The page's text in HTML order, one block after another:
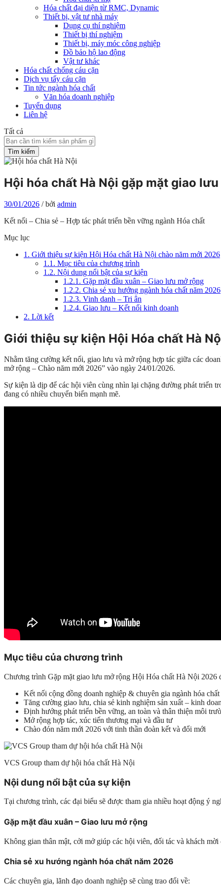
Hóa chất đại diện từ RMC, Dynamic
Thiết bị, vật tư nhà máy
Dụng cụ thí nghiệm
Thiết bị thí nghiệm
Thiết bị, máy móc công nghiệp
Đồ bảo hộ lao động
Vật tư khác
Hóa chất chống cáu cặn
Dịch vụ tẩy cáu cặn
Tin tức ngành hóa chất
Văn hóa doanh nghiệp
Tuyển dụng
Liên hệ
Tất cả
Tìm kiếm
Hội hóa chất Hà Nội gặp mặt giao
30/01/2026 /bởi admin
Kết nối – Chia sẻ – Hợp tác phát triển bền vững ngành Hóa chất
Mục lục
1. Giới thiệu sự kiện Hội Hóa chất Hà Nội chào năm mới 2026
1.1. Mục tiêu của chương trình
1.2. Nội dung nổi bật của sự kiện
1.2.1. Gặp mặt đầu xuân – Giao lưu mở rộng
1.2.2. Chia sẻ xu hướng ngành hóa chất năm 2026
1.2.3. Vinh danh – Tri ân
1.2.4. Giao lưu – Kết nối kinh doanh
2. Lời kết
Giới thiệu sự kiện Hội Hóa chất Hà
Nhằm tăng cường kết nối, giao lưu và mở rộng hợp tác giữa các
mở rộng – Chào năm mới 2026” vào ngày 24/01/2026.
Sự kiện là dịp để các hội viên cùng nhìn lại chặng đường phát triển
đang có nhiều chuyển biến mạnh mẽ.
Mục tiêu của chương trình
Chương trình Gặp mặt giao lưu mở rộng Hội Hóa chất Hà Nội 2026
Kết nối cộng đồng doanh nghiệp & chuyên gia ngành hóa chất
Tăng cường giao lưu, chia sẻ kinh nghiệm sản xuất – kinh
Định hướng phát triển bền vững, an toàn và thân thiện môi
Mở rộng hợp tác, xúc tiến thương mại và đầu tư
Chào đón năm mới 2026 với tinh thần đoàn kết và đổi mới
VCS Group tham dự hội hóa chất Hà Nội
Nội dung nổi bật của sự kiện
Tại chương trình, các đại biểu sẽ được tham gia nhiều hoạt động ý
Gặp mặt đầu xuân – Giao lưu mở rộng
Không gian thân mật, cởi mở giúp các hội viên, đối tác và khách
Chia sẻ xu hướng ngành hóa chất năm 2026
Các chuyên gia, lãnh đạo doanh nghiệp sẽ cùng trao đổi về: